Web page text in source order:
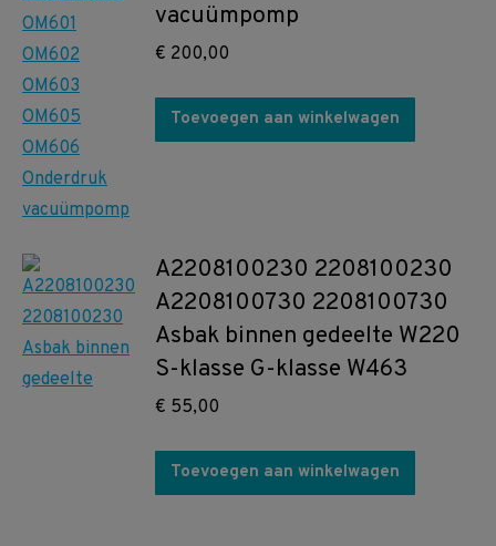
vacuümpomp
€ 200,00
Toevoegen aan winkelwagen
A2208100230 2208100230
A2208100730 2208100730
Asbak binnen gedeelte W220
S-klasse G-klasse W463
€ 55,00
Toevoegen aan winkelwagen